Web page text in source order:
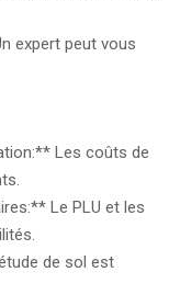
expert peut vous
Les coûts de
Le PLU et les
de sol est